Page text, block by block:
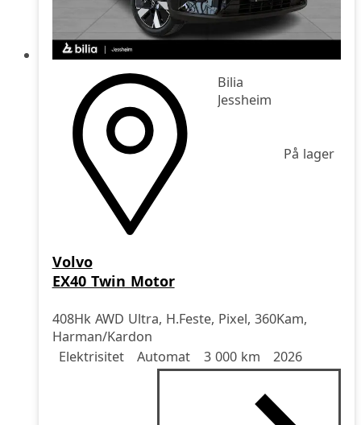
Bilia
Jessheim
På lager
Volvo
EX40 Twin Motor
408Hk AWD Ultra, H.Feste, Pixel, 360Kam,
Harman/Kardon
Drivstoff
Elektrisitet
Girkasse Automat
Kjørelengde 3 000 km
årsmodell 2026